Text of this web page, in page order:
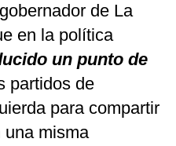
de La
en la política
un punto de
partidos de
para compartir
una misma